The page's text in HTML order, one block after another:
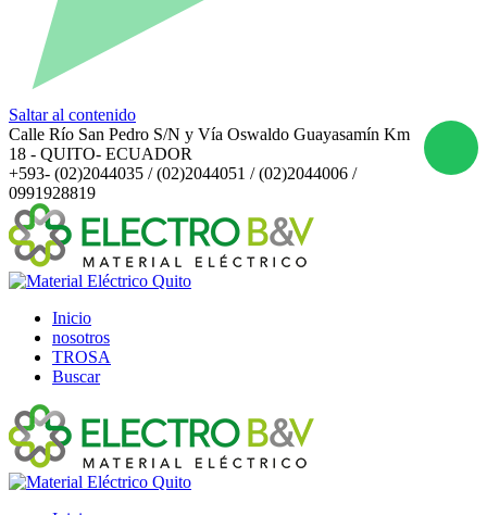
Saltar al contenido
Calle Río San Pedro S/N y Vía Oswaldo Guayasamín Km
18 - QUITO- ECUADOR
+593- (02)2044035 / (02)2044051 / (02)2044006 /
0991928819
Inicio
nosotros
TROSA
Buscar